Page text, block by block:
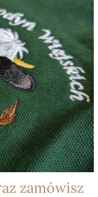
zamówisz